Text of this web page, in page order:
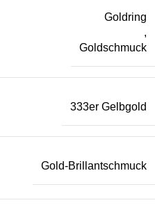
Goldring
,
Goldschmuck
333er Gelbgold
Gold-Brillantschmuck